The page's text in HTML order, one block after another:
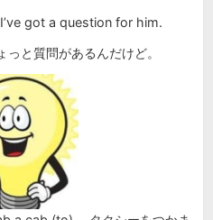
got a question for him.
と質問があるんだけど。